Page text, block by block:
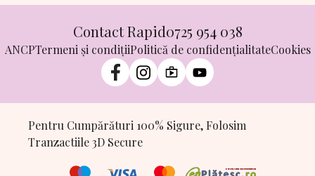
Contact Rapid0725 954 038
ANCPTermeni și condițiiPolitică de confidențialitateCookies
Pentru Cumpărături 100% Sigure, Folosim
Tranzactiile 3D Secure